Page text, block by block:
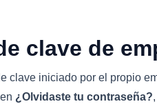
clave de
clave iniciado por el propio
¿Olvidaste tu contraseña?